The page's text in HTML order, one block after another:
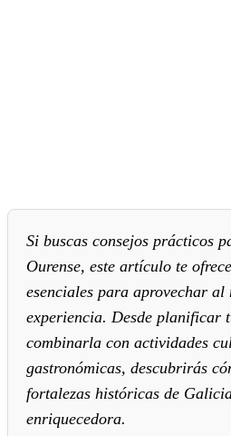
Si buscas consejos prácticos
Ourense, este artículo te
esenciales para aprovechar al
experiencia. Desde planificar
combinarla con actividades
gastronómicas, descubrirás
fortalezas históricas de
enriquecedora.